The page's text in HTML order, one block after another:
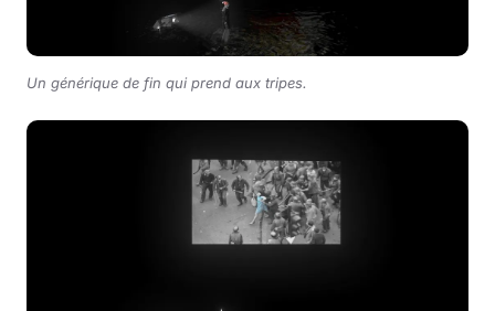
Un générique de fin qui prend aux tripes.